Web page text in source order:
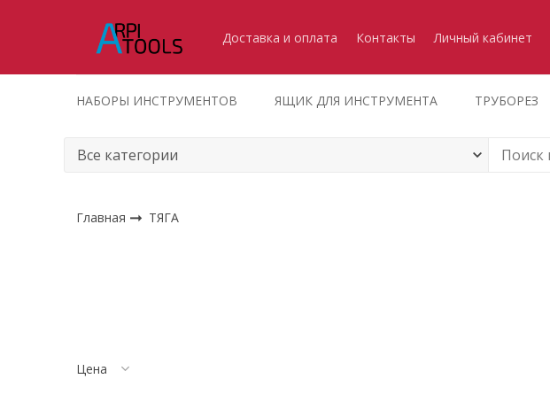
Доставка и оплата Контакты Личный кабинет
НАБОРЫ ИНСТРУМЕНТОВ ЯЩИК ДЛЯ ИНСТРУМЕНТА ТРУБОРЕЗ
Главная ТЯГА
Цена